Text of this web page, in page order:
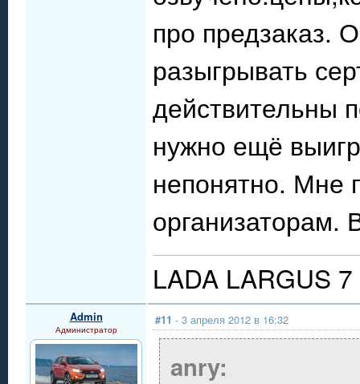
про предзаказ.
разыгрывать
действительны
нужно ещё
непонятно. Мне
организаторам.
LADA LARGUS
Admin
Администратор
#11 - 3 апреля 2012 в 16:32
anry: